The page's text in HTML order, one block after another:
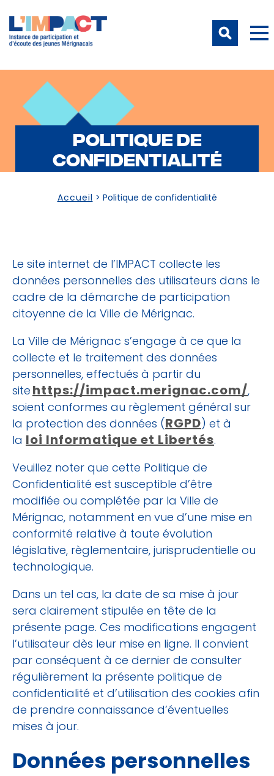
POLITIQUE DE
CONFIDENTIALITÉ
Accueil > Politique de confidentialité
Le site internet de l’IMPACT collecte les
données personnelles des utilisateurs dans le
cadre de la démarche de participation
citoyenne de la Ville de Mérignac.
La Ville de Mérignac s’engage à ce que la
collecte et le traitement des données
personnelles, effectués à partir du
site https://impact.merignac.com/,
soient conformes au règlement général sur
la protection des données (RGPD) et à
la loi Informatique et Libertés.
Veuillez noter que cette Politique de
Confidentialité est susceptible d’être
modifiée ou complétée par la Ville de
Mérignac, notamment en vue d’une mise en
conformité relative à toute évolution
législative, règlementaire, jurisprudentielle ou
technologique.
Dans un tel cas, la date de sa mise à jour
sera clairement stipulée en tête de la
présente page. Ces modifications engagent
l’utilisateur dès leur mise en ligne. Il convient
par conséquent à ce dernier de consulter
régulièrement la présente politique de
confidentialité et d’utilisation des cookies afin
de prendre connaissance d’éventuelles
mises à jour.
Données personnelles